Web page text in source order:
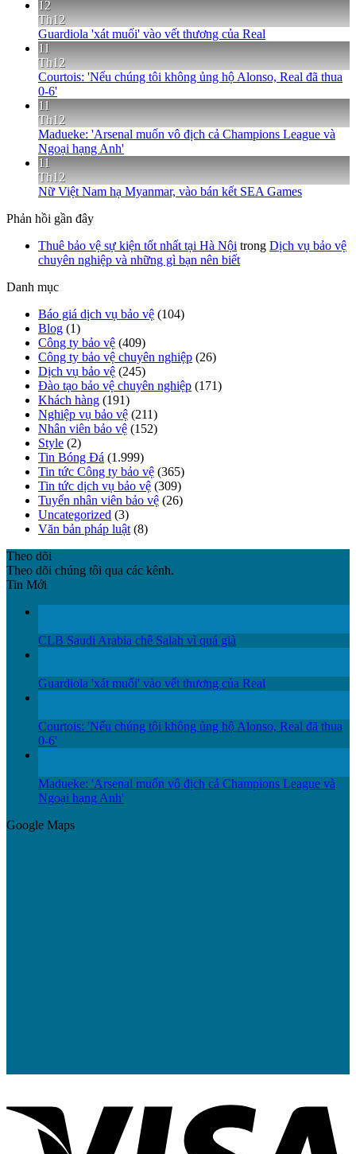
12
Th12
Guardiola 'xát muối' vào vết thương của Real
11
Th12
Courtois: 'Nếu chúng tôi không ủng hộ Alonso, Real đã thua
0-6'
11
Th12
Madueke: 'Arsenal muốn vô địch cả Champions League và
Ngoại hạng Anh'
11
Th12
Nữ Việt Nam hạ Myanmar, vào bán kết SEA Games
Phản hồi gần đây
Thuê bảo vệ sự kiện tốt nhất tại Hà Nội trong Dịch vụ bảo vệ
chuyên nghiệp và những gì bạn nên biết
Danh mục
Báo giá dịch vụ bảo vệ (104)
Blog (1)
Công ty bảo vệ (409)
Công ty bảo vệ chuyên nghiệp (26)
Dịch vụ bảo vệ (245)
Đào tạo bảo vệ chuyên nghiệp (171)
Khách hàng (191)
Nghiệp vụ bảo vệ (211)
Nhân viên bảo vệ (152)
Style (2)
Tin Bóng Đá (1.999)
Tin tức Công ty bảo vệ (365)
Tin tức dịch vụ bảo vệ (309)
Tuyển nhân viên bảo vệ (26)
Uncategorized (3)
Văn bản pháp luật (8)
Theo dõi
Theo dõi chúng tôi qua các kênh.
Tin Mới
CLB Saudi Arabia chê Salah vì quá già
Guardiola 'xát muối' vào vết thương của Real
Courtois: 'Nếu chúng tôi không ủng hộ Alonso, Real đã thua
0-6'
Madueke: 'Arsenal muốn vô địch cả Champions League và
Ngoại hạng Anh'
Google Maps